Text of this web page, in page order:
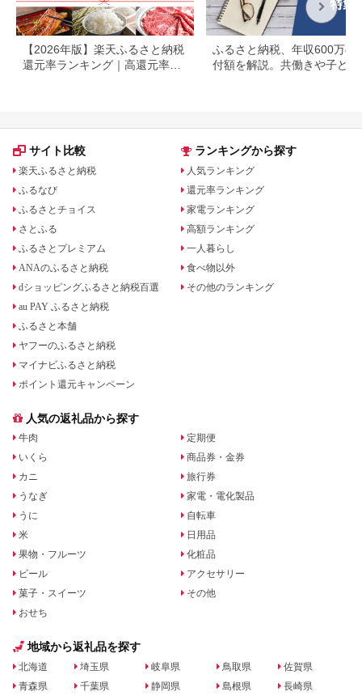
【2026年版】楽天ふるさと納税
還元率ランキング｜高還元率返
ふるさと納税、年収600万の
付額を解説。共働きや子ども
サイト比較
楽天ふるさと納税
ふるなび
ふるさとチョイス
さとふる
ふるさとプレミアム
ANAのふるさと納税
dショッピングふるさと納税百選
au PAY ふるさと納税
ふるさと本舗
ヤフーのふるさと納税
マイナビふるさと納税
ポイント還元キャンペーン
ランキングから探す
人気ランキング
還元率ランキング
家電ランキング
高額ランキング
一人暮らし
食べ物以外
その他のランキング
人気の返礼品から探す
牛肉
いくら
カニ
うなぎ
うに
米
果物・フルーツ
ビール
菓子・スイーツ
おせち
定期便
商品券・金券
旅行券
家電・電化製品
自転車
日用品
化粧品
アクセサリー
その他
地域から返礼品を探す
北海道
青森県
埼玉県
千葉県
岐阜県
静岡県
鳥取県
島根県
佐賀県
長崎県